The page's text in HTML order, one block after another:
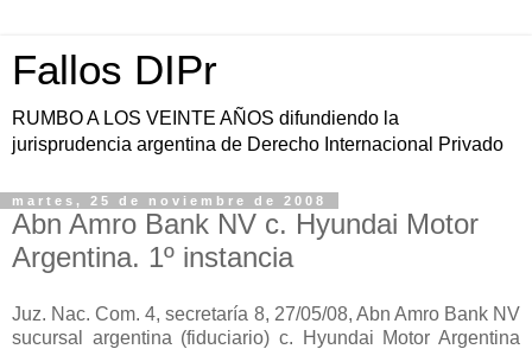
Fallos DIPr
RUMBO A LOS VEINTE AÑOS difundiendo la
jurisprudencia argentina de Derecho Internacional Privado
martes, 25 de noviembre de 2008
Abn Amro Bank NV c. Hyundai Motor
Argentina. 1º instancia
Juz. Nac. Com. 4, secretaría 8, 27/05/08, Abn Amro Bank NV
sucursal argentina (fiduciario) c. Hyundai Motor Argentina